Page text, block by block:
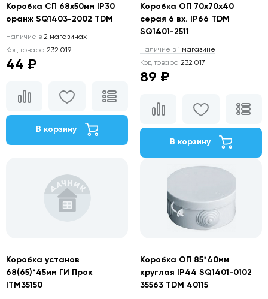
Коробка СП 68х50мм IP30
оранж SQ1403-2002 TDM
Наличие в 2 магазинах
Код товара 232 019
44 ₽
В корзину
Коробка ОП 70x70x40
серая 6 вх. IP66 TDM
SQ1401-2511
Наличие в 1 магазине
Код товара 232 017
89 ₽
В корзину
Коробка установ
68(65)*45мм ГИ Прок
ITM35150
Коробка ОП 85*40мм
круглая IP44 SQ1401-0102
35563 TDM 40115